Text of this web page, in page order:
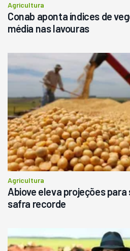
Agricultura
Conab aponta índices de
média nas lavouras
Agricultura
Abiove eleva projeções para
safra recorde